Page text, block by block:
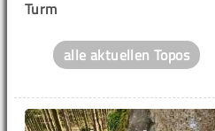
Turm
alle aktuellen Topos